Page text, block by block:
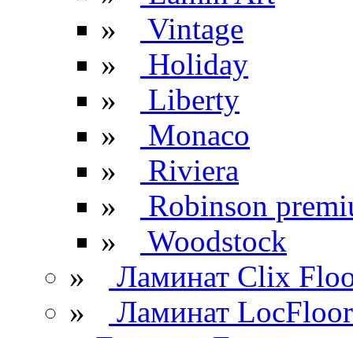
»
Vintage
»
Holiday
»
Liberty
»
Monaco
»
Riviera
»
Robinson
»
Woodstock
»
Ламинат Clix
»
Ламинат LocFloor